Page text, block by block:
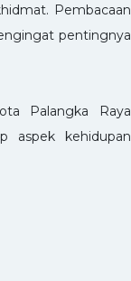
Pembacaan
pentingnya
Palangka Raya
aspek kehidupan